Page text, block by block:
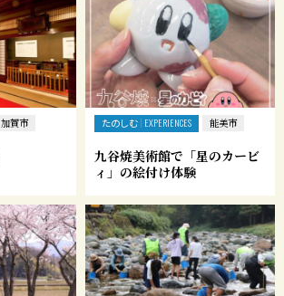
加賀市 たのしむ EXPERIENCES 能美市
九谷焼美術館で「星のカービ
ィ」の絵付け体験